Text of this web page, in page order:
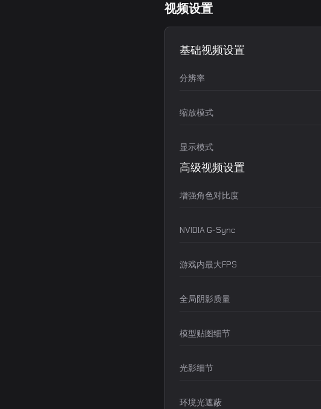
视频设置
基础视频设置
分辨率
缩放模式
显示模式
高级视频设置
增强角色对比度
NVIDIA G-Sync
游戏内最大FPS
全局阴影质量
模型贴图细节
光影细节
环境光遮蔽